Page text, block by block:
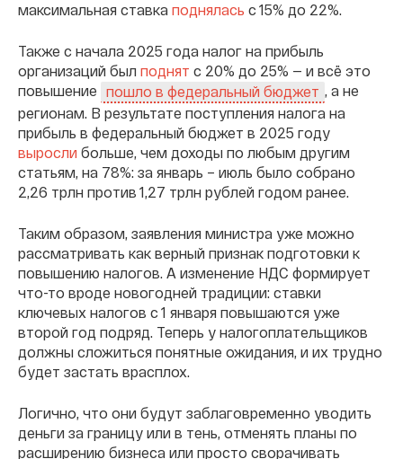
максимальная ставка поднялась с 15% до 22%.
Также с начала 2025 года налог на прибыль
организаций был поднят с 20% до 25% — и всё это
повышение пошло в федеральный бюджет , а не
регионам. В результате поступления налога на
прибыль в федеральный бюджет в 2025 году
выросли больше, чем доходы по любым другим
статьям, на 78%: за январь – июль было собрано
2,26 трлн против 1,27 трлн рублей годом ранее.
Таким образом, заявления министра уже можно
рассматривать как верный признак подготовки к
повышению налогов. А изменение НДС формирует
что-то вроде новогодней традиции: ставки
ключевых налогов с 1 января повышаются уже
второй год подряд. Теперь у налогоплательщиков
должны сложиться понятные ожидания, и их трудно
будет застать врасплох.
Логично, что они будут заблаговременно уводить
деньги за границу или в тень, отменять планы по
расширению бизнеса или просто сворачивать